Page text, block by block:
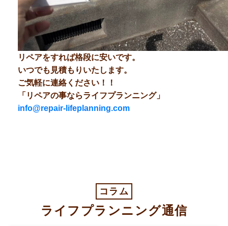
リペアをすれば格段に安いです。
いつでも見積もりいたします。
ご気軽に連絡ください！！
「リペアの事ならライフプランニング」
info@repair-lifeplanning.com
コラム
ライフプランニング通信